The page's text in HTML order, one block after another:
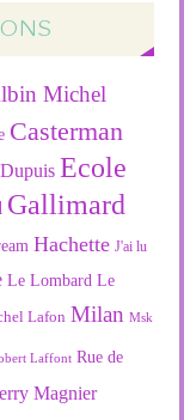
Michel
Casterman
Dupuis Ecole
Gallimard
Hachette J'ai lu
Le Lombard Le
Lafon Milan Msk
Laffont Rue de
Magnier